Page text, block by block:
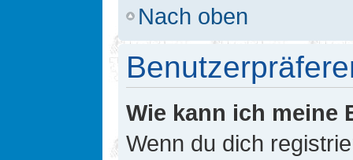
Nach oben
Wie kann ich meine
Wenn du dich